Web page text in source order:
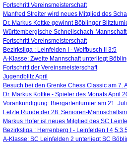
Fortschritt Vereinsmeisterschaft
Manfred Streiter wird neues Mitglied des
Dr. Markus Kottke gewinnt Böblinger
Württembergische Schnellschach-
Fortschritt Vereinsmeisterschaft
Bezirksliga : Leinfelden I - Wolfbusch II 3:5
A-Klasse: Zweite Mannschaft unterliegt
Fortschritt der Vereinsmeisterschaft
Jugendblitz April
Besuch bei den Grenke Chess Classic am 7.
Dr. Markus Kottke - Spieler des Monats April
Vorankündigung: Biergartenturnier am 21.
Letzte Runde der 28. Senioren-
Markus Hofer ist neues Mitglied des SC
Bezirksliga : Herrenberg I - Leinfelden I
A-Klasse: SC Leinfelden 2 unterliegt SC